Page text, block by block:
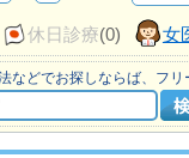
休日診療(0) 女
などでお探しならば、フ